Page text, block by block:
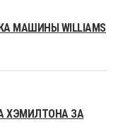
МАШИНЫ WILLIAMS
ХЭМИЛТОНА ЗА